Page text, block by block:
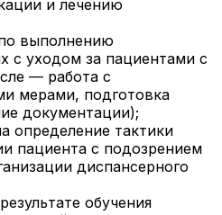
и лечению
выполнению
с уходом за пациентами с
— работа с
мерами, подготовка
документации);
определение тактики
пациента с подозрением
диспансерного
обучения